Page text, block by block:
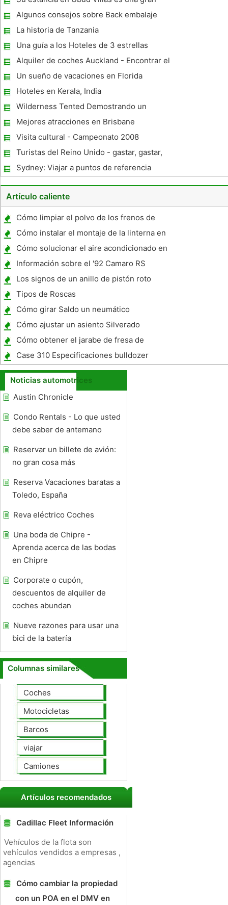
de Lanzarote acoge un acontecimiento agotador, donde 1.500
experiencia cuando de vacaciones luna de
miel en Bali. Carga
Algunos consejos sobre Back embalaje
La historia de Tanzania
Una guía a los Hoteles de 3 estrellas
Alquiler de coches Auckland - Encontrar el
mejor Empresa de alquiler en Nueva
Zelanda
Un sueño de vacaciones en Florida
Hoteles en Kerala, India
Wilderness Tented Demostrando un
popular Get Away
Mejores atracciones en Brisbane
Visita cultural - Campeonato 2008
Turistas del Reino Unido - gastar, gastar,
gastar
Sydney: Viajar a puntos de referencia
conocidos
Artículo caliente
Cómo limpiar el polvo de los frenos de
Volvo Off Wheels
Cómo instalar el montaje de la linterna en
un 2001 Jimmy
Cómo solucionar el aire acondicionado en
un Mercury Villager
Información sobre el '92 Camaro RS
Los signos de un anillo de pistón roto
Tipos de Roscas
Cómo girar Saldo un neumático
Cómo ajustar un asiento Silverado
Cómo obtener el jarabe de fresa de
alfombras del carro
Case 310 Especificaciones bulldozer
Noticias automotrices
Austin Chronicle
Condo Rentals - Lo que usted
debe saber de antemano
Reservar un billete de avión:
no gran cosa más
Reserva Vacaciones baratas a
Toledo, España
Reva eléctrico Coches
Una boda de Chipre -
Aprenda acerca de las bodas
en Chipre
Corporate o cupón,
descuentos de alquiler de
coches abundan
Nueve razones para usar una
bici de la batería
Columnas similares
Coches
Motocicletas
Barcos
viajar
Camiones
Artículos recomendados
Cadillac Fleet Información
Vehículos de la flota son
vehículos vendidos a empresas ,
agencias
Cómo cambiar la propiedad
con un POA en el DMV en